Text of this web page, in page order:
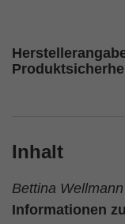
Inhalt
Bettina Wellmann
Informationen